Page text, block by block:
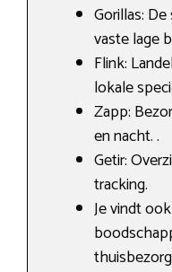
Gorillas:
vaste lage
Flink:
lokale
Zapp:
en nacht. .
Getir:
tracking.
Je vindt